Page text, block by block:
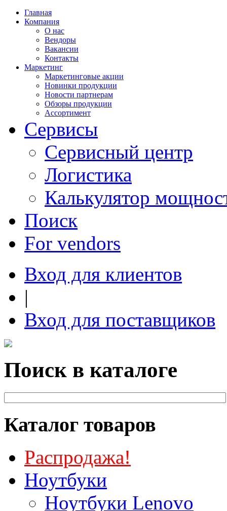
Главная
Компания
О нас
Вендоры
Вакансии
Контакты
Маркетинг
Маркетинговые акции
Новинки продукции
Новости партнерам
Обзоры продукции
Ассортимент
Сервисы
Сервисный центр
Логистика
Калькулятор
Поиск
For vendors
Вход для клиентов
|
Вход для поставщиков
Поиск в каталоге
Каталог товаров
Распродажа!
Ноутбуки
Ноутбуки Lenovo